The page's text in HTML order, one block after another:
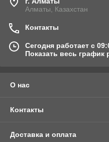
Алматы, Казахстан
Контакты
Сегодня работает с
Показать весь график
О нас
Контакты
Доставка и оплата